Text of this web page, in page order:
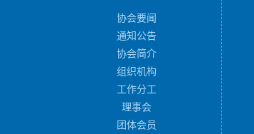
协会要闻
通知公告
协会简介
组织机构
工作分工
理事会
团体会员